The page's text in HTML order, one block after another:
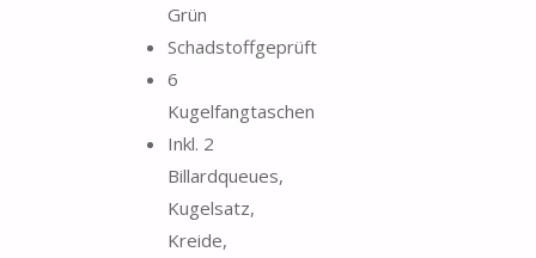
Grün
Schadstoffgeprüft
6
Kugelfangtaschen
Inkl. 2
Billardqueues,
Kugelsatz,
Kreide,